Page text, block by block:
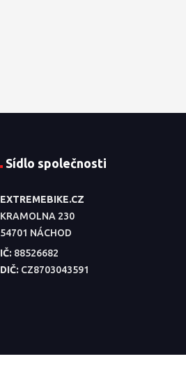
Sídlo společnosti
EXTREMEBIKE.CZ
KRAMOLNA 230
54701 NÁCHOD
IČ: 88526682
DIČ: CZ8703043591